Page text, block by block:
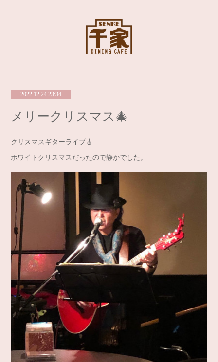
2022.12.24 23:34
メリークリスマス🎄
クリスマスギターライブ🎸
ホワイトクリスマスだったので静かでした。